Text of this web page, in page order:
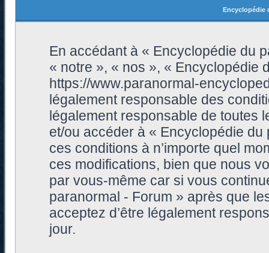
Encyclopédie
En accédant à « Encyclopédie du
« notre », « nos », « Encyclopédie
https://www.paranormal-
légalement responsable des
légalement responsable de toutes
et/ou accéder à « Encyclopédie
ces conditions à n’importe quel
ces modifications, bien que nous
par vous-même car si vous
paranormal - Forum » après que
acceptez d’être légalement
jour.